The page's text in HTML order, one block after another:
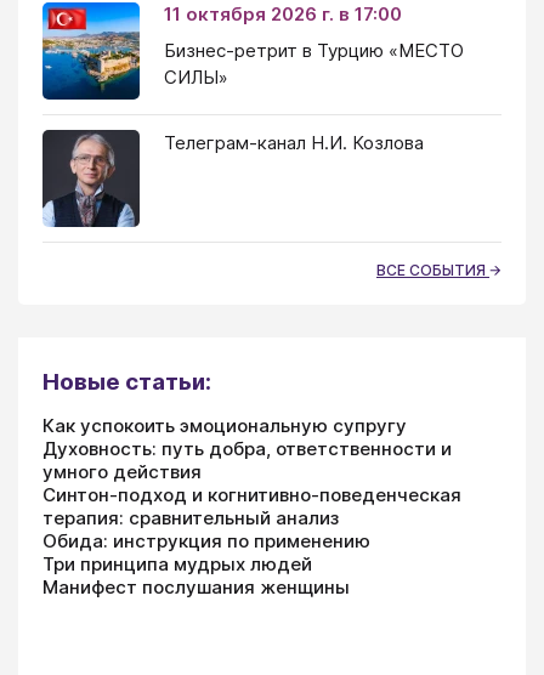
11 октября 2026 г. в 17:00
Бизнес-ретрит в Турцию «МЕСТО
СИЛЫ»
Телеграм-канал Н.И. Козлова
ВСЕ СОБЫТИЯ
Новые статьи:
Как успокоить эмоциональную супругу
Духовность: путь добра, ответственности и
умного действия
Синтон-подход и когнитивно-поведенческая
терапия: сравнительный анализ
Обида: инструкция по применению
Три принципа мудрых людей
Манифест послушания женщины